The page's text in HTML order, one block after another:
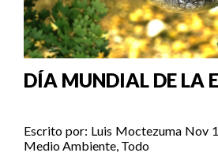
DÍA MUNDIAL DE LA
Escrito por: Luis Moctezuma Nov
Medio Ambiente, Todo